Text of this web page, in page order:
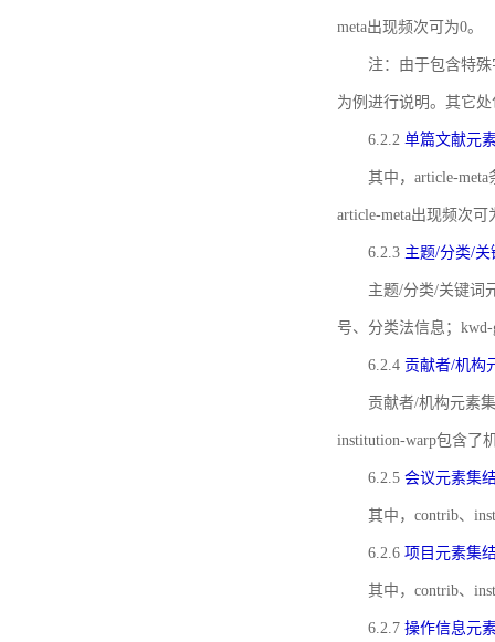
meta出现频次可为0。
注：由于包含特殊
为例进行说明。其它
6.2.2 单篇文献元
其中，article-
article-meta出现频次可
6.2.3 主题/分类/
主题/分类/关键词
号、分类法信息；
6.2.4 贡献者/机构
贡献者/机构元素
institution-warp包含了
6.2.5 会议元素集
其中，contrib、
6.2.6 项目元素集
其中，contrib、
6.2.7 操作信息元